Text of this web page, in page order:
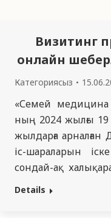
Визитинг
онлайн
Категориясыз
«Семей медицина
ның 2024 жылғы 19
жылдарға
іс-шараларын
сондай-ақ
мақсатында
Details